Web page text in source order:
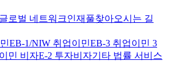
글로벌 네트워크인재풀찾아오시는 길
EB-1/NIW 취업이민EB-3 취업이민 3
민 비자E-2 투자비자기타 법률 서비스